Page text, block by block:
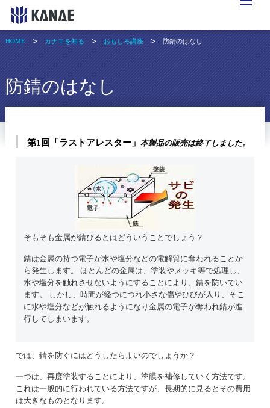
HOME カナエを知る おもしろ講座 防錆のはなし
防錆のはなし
第1回「ラストアレスター」本製品の販売は終了しました。
そもそも金属が錆びるとはどういうことでしょう？
錆は金属の持つ電子が水や塩分などの電解質に奪われることか
ら発生します。 ほとんどの金属は、塗装やメッキ等で処理し、
水や塩分を触れさせないようにすることにより、錆を防いでい
ます。 しかし、時間が経つにつれ小さな傷やひびが入り、そこ
に水や塩分などが触れるようになり金属の電子が奪われ錆が進
行してしまいます。
では、錆を防ぐにはどうしたらよいのでしょうか？
一つは、再度塗装することにより、塗膜を補修していく方法です。
これは一般的に行われている方法ですが、長期的に見るとその費用
は大きなものとなります。